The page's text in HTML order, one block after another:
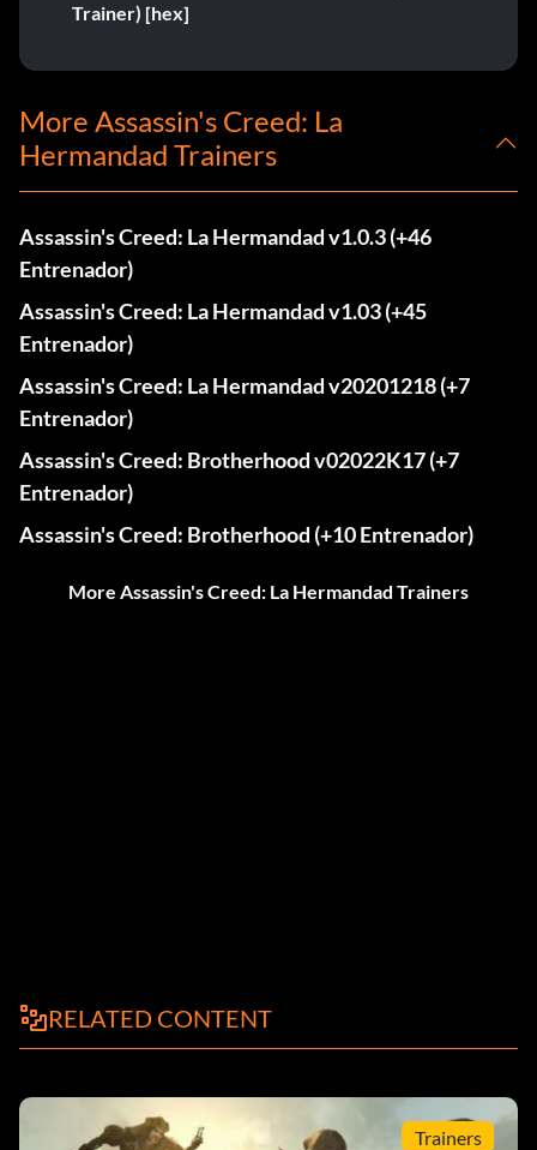
Trainer) [hex]
More Assassin's Creed: La
Hermandad Trainers
Assassin's Creed: La Hermandad v1.0.3 (+46
Entrenador)
Assassin's Creed: La Hermandad v1.03 (+45
Entrenador)
Assassin's Creed: La Hermandad v20201218 (+7
Entrenador)
Assassin's Creed: Brotherhood v02022K17 (+7
Entrenador)
Assassin's Creed: Brotherhood (+10 Entrenador)
More Assassin's Creed: La Hermandad Trainers
RELATED CONTENT
Trainers